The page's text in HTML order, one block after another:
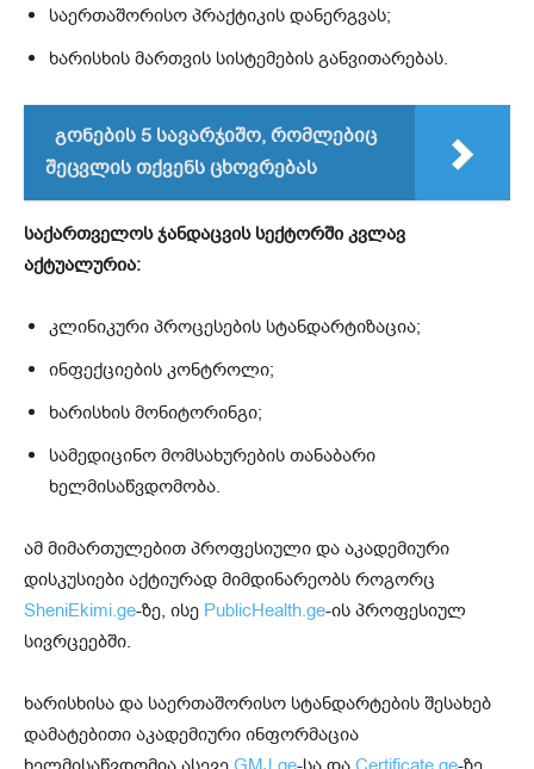
საერთაშორისო პრაქტიკის დანერგვას;
ხარისხის მართვის სისტემების განვითარებას.
გონების 5 სავარჯიშო, რომლებიც
შეცვლის თქვენს ცხოვრებას
საქართველოს ჯანდაცვის სექტორში კვლავ
აქტუალურია:
კლინიკური პროცესების სტანდარტიზაცია;
ინფექციების კონტროლი;
ხარისხის მონიტორინგი;
სამედიცინო მომსახურების თანაბარი
ხელმისაწვდომობა.
ამ მიმართულებით პროფესიული და აკადემიური
დისკუსიები აქტიურად მიმდინარეობს როგორც
SheniEkimi.ge-ზე, ისე PublicHealth.ge-ის პროფესიულ
სივრცეებში.
ხარისხისა და საერთაშორისო სტანდარტების შესახებ
დამატებითი აკადემიური ინფორმაცია